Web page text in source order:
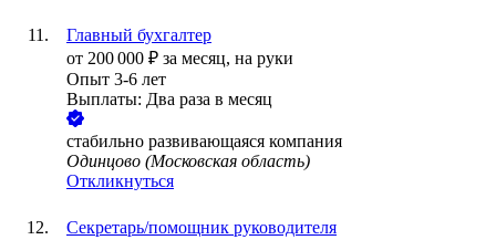
Главный бухгалтер
от 200 000 ₽ за месяц, на руки
Опыт 3-6 лет
Выплаты: Два раза в месяц
стабильно развивающаяся компания
Одинцово (Московская область)
Откликнуться
Секретарь/помощник руководителя